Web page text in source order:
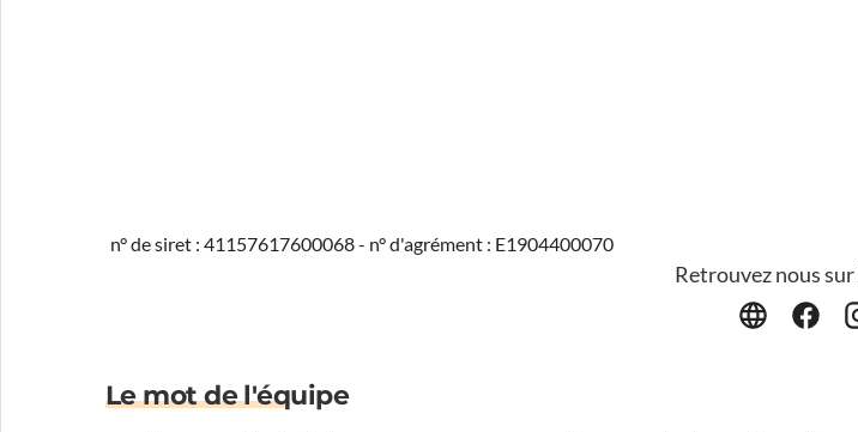
n° de siret : 41157617600068 - n° d'agrément : E1904400070
Retrouvez nous sur
Le mot de l'équipe